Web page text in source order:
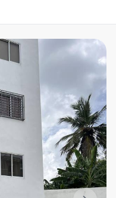
Tu Casa RD